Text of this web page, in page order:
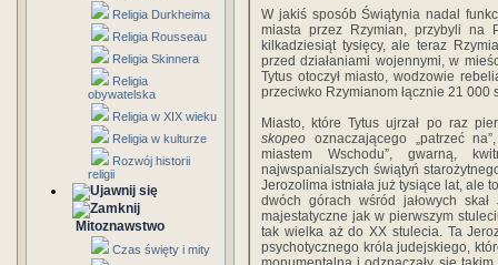
Religia Durkheima
Religia Rousseau
Religia Skinnera
Religia
obywatelska
Religia w XIX wieku
Religia w kulturze
Rozwój historii
religii
Mitoznawstwo
Czas święty i mity
W jakiś sposób Świątynia nadal
miasta przez Rzymian, przybyli na
kilkadziesiąt tysięcy, ale teraz
przed działaniami wojennymi, w
Tytus otoczył miasto, wodzowie
przeciwko Rzymianom łącznie 21 000
Miasto, które Tytus ujrzał po raz
skopeo oznaczającego „patrzeć
miastem Wschodu”, gwarną,
najwspanialszych świątyń
Jerozolima istniała już tysiące lat, ale
dwóch górach wśród jałowych
majestatyczne jak w pierwszym
tak wielka aż do XX stulecia. Ta
psychotycznego króla judejskiego,